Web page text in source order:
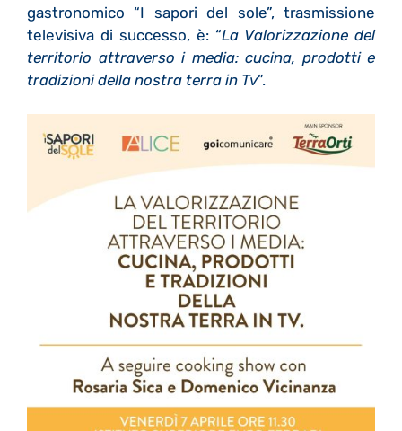
gastronomico “I sapori del sole”, trasmissione
televisiva di successo, è: “La Valorizzazione del
territorio attraverso i media: cucina, prodotti e
tradizioni della nostra terra in Tv”.